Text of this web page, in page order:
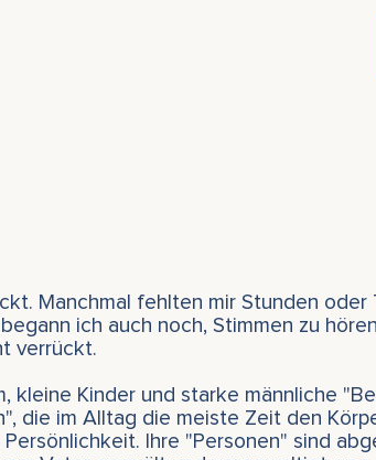
Manchmal fehlten mir Stunden oder
ich auch noch, Stimmen zu
verrückt.
kleine Kinder und starke männliche
die im Alltag die meiste Zeit den
Ihre "Personen" sind